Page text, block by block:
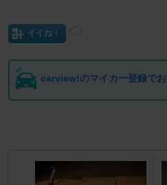
イイね！
carview!のマイカー登録で